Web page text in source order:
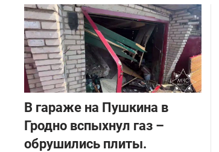
В гараже на Пушкина в
Гродно вспыхнул газ –
обрушились плиты.